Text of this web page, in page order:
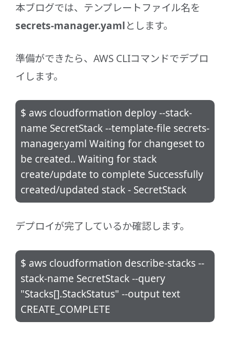
本ブログでは、テンプレートファイル名を
secrets-manager.yamlとします。
準備ができたら、AWS CLIコマンドでデプロ
イします。
$ aws cloudformation deploy --stack-
name SecretStack --template-file secrets-
manager.yaml Waiting for changeset to
be created.. Waiting for stack
create/update to complete Successfully
created/updated stack - SecretStack
デプロイが完了しているか確認します。
$ aws cloudformation describe-stacks --
stack-name SecretStack --query
"Stacks[].StackStatus" --output text
CREATE_COMPLETE